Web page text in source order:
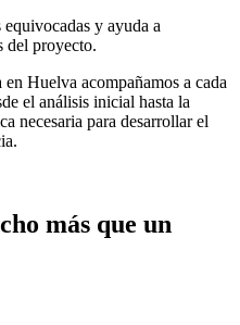
y ayuda a
del proyecto.
Huelva acompañamos a cada
el análisis inicial hasta la
necesaria para desarrollar el
más que un